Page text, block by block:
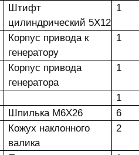
Штифт
цилиндрический 5X12
1
Корпус привода к
генератору
1
Корпус привода
генератора
1
1
Шпилька М6Х26
6
Кожух наклонного
валика
2